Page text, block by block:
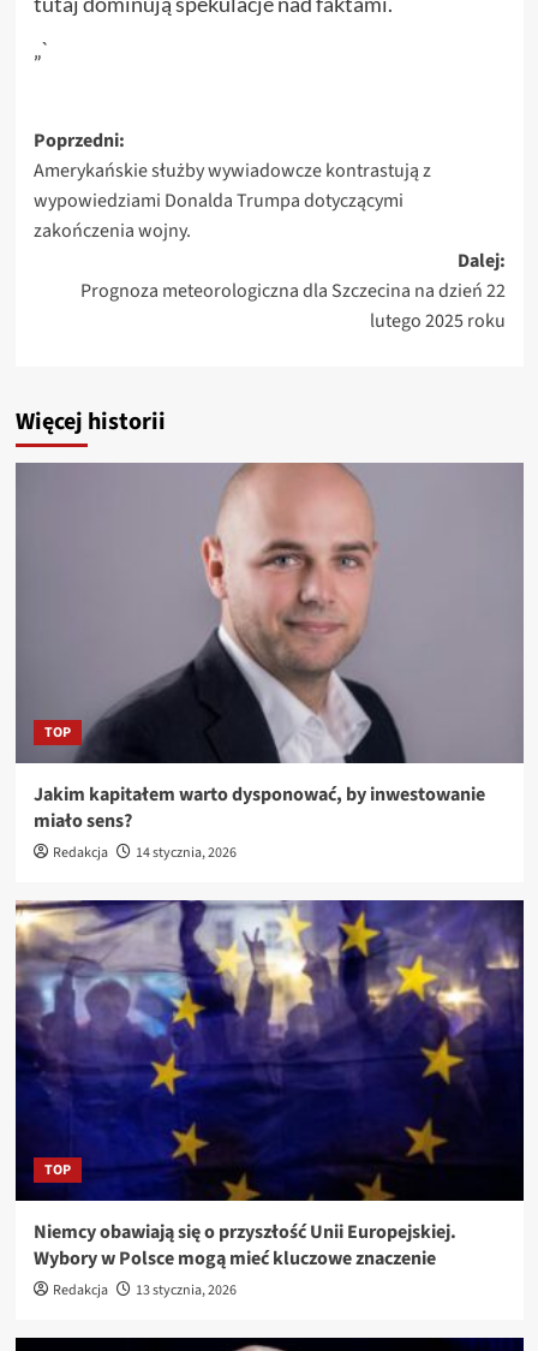
„`
Zobacz
wpisy
Poprzedni:
Amerykańskie służby wywiadowcze kontrastują z
wypowiedziami Donalda Trumpa dotyczącymi
zakończenia wojny.
Dalej:
Prognoza meteorologiczna dla Szczecina na dzień 22
lutego 2025 roku
Więcej historii
TOP
Jakim kapitałem warto dysponować, by inwestowanie
miało sens?
Redakcja 14 stycznia, 2026
TOP
Niemcy obawiają się o przyszłość Unii Europejskiej.
Wybory w Polsce mogą mieć kluczowe znaczenie
Redakcja 13 stycznia, 2026